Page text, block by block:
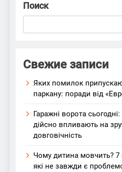
Поиск
Свежие записи
Яких помилок
паркану: поради від
Гаражні ворота
дійсно впливають на
довговічність
Чому дитина мовчить?
які не завжди є